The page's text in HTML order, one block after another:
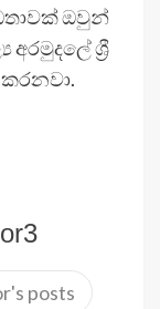
ඔවුන්
ශ්‍රී
කරනවා.
posts